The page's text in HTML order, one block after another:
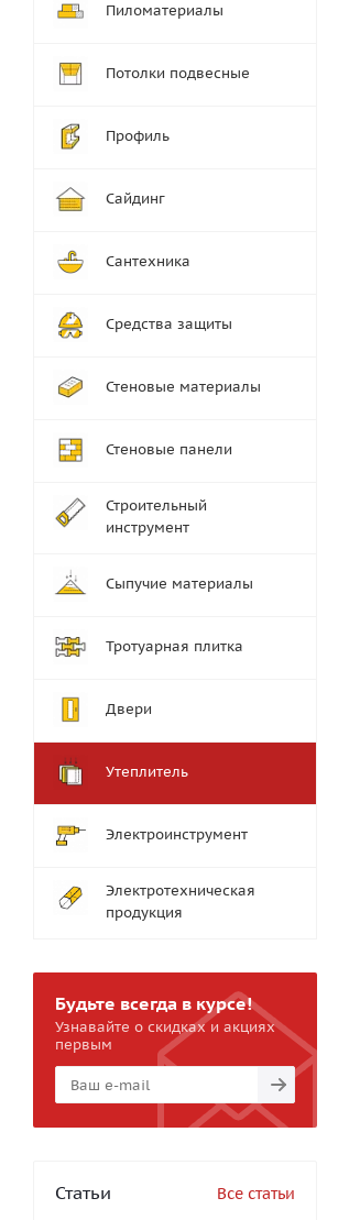
Пиломатериалы
Потолки подвесные
Профиль
Сайдинг
Сантехника
Средства защиты
Стеновые материалы
Стеновые панели
Строительный
инструмент
Сыпучие материалы
Тротуарная плитка
Двери
Утеплитель
Электроинструмент
Электротехническая
продукция
Будьте всегда в курсе!
Узнавайте о скидках и акциях
первым
Статьи Все статьи